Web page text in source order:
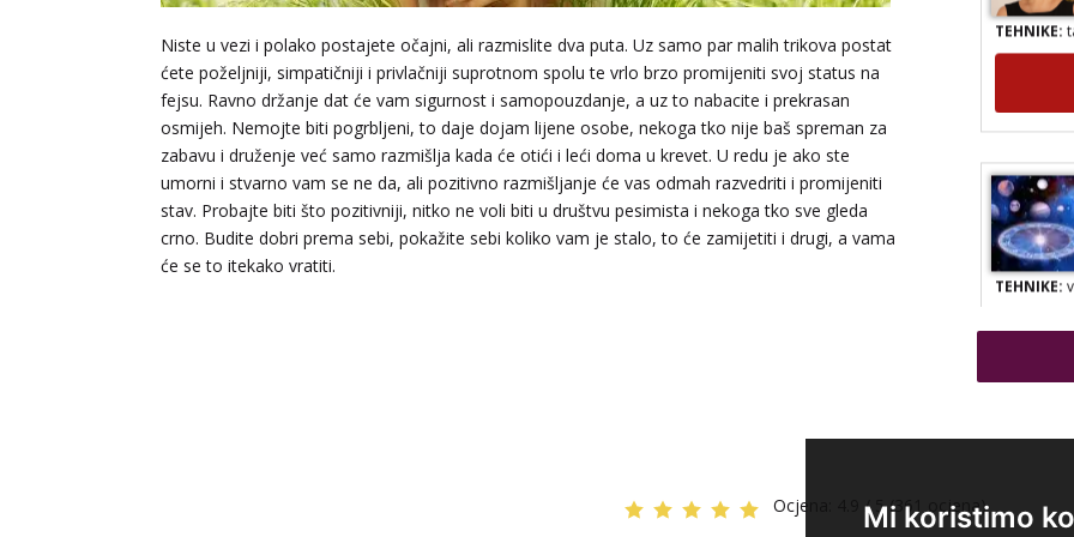
Mi koristimo
Niste u vezi i polako postajete očajni, ali razmislite dva puta. Uz samo par malih trikova postat
ćete poželjniji, simpatičniji i privlačniji suprotnom spolu te vrlo brzo promijeniti svoj status na
fejsu. Ravno držanje dat će vam sigurnost i samopouzdanje, a uz to nabacite i prekrasan
osmijeh. Nemojte biti pogrbljeni, to daje dojam lijene osobe, nekoga tko nije baš spreman za
zabavu i druženje već samo razmišlja kada će otići i leći doma u krevet. U redu je ako ste
umorni i stvarno vam se ne da, ali pozitivno razmišljanje će vas odmah razvedriti i promijeniti
stav. Probajte biti što pozitivniji, nitko ne voli biti u društvu pesimista i nekoga tko sve gleda
crno. Budite dobri prema sebi, pokažite sebi koliko vam je stalo, to će zamijetiti i drugi, a vama
će se to itekako vratiti.
TEHNIKE:
TEHNIKE:
TEHNIKE:
Ocjena: 4.9 / 5 (361 ocjena)